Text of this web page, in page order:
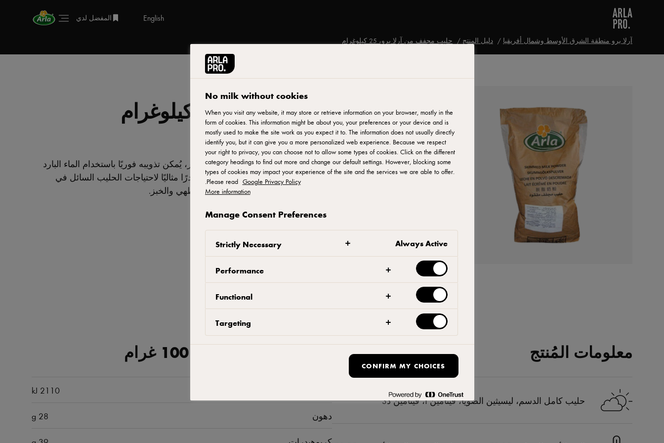
English المفضل لدي
آرلا برو منطقة الشرق الأوسط وشمال أفريقيا دليل المنتج حليب مجفف من آرلا برو، 25 كيلوغرام
حليب مجفف من آرلا برو، 25 كيلوغرام
ID: 991523
مسحوق حليب مجفف كامل الدسم، غني بالفيتامينات طبيعية المصدر، يُمكن تذويبه فوريًا باستخدام الماء البارد
والدافئ. يتميز بفترة صلاحية طويلة وشروط تخزين مُريحة، يُعد مصدرًا مثاليًا لاحتياجات الحليب السائل في
المطابخ. يُستخدم لإعداد الحليب العادي أو الزبادي أو في وصفات الطهي والخبز.
معلومات المُنتج
حليب كامل الدسم، ليسيثين الصويا، فيتامين أ، فيتامين د3
المحتوى الغذائي لكل 100 غرام
2110 kJ
دهون 28 g
No milk without cookies
When you visit any website, it may store or retrieve information on your browser, mostly in the
form of cookies. This information might be about you, your preferences or your device and is
mostly used to make the site work as you expect it to. The information does not usually directly
identify you, but it can give you a more personalized web experience. Because we respect
your right to privacy, you can choose not to allow some types of cookies. Click on the different
category headings to find out more and change our default settings. However, blocking some
types of cookies may impact your experience of the site and the services we are able to offer.
Please read Google Privacy Policy
.
More information
Manage Consent Preferences
Strictly Necessary Always Active
Performance
Functional
Targeting
CONFIRM MY CHOICES